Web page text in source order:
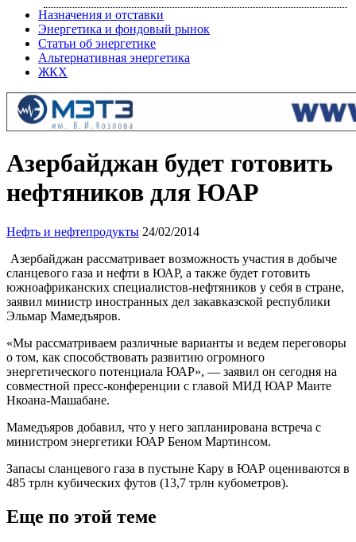
Назначения и отставки
Энергетика и фондовый рынок
Статьи об энергетике
Альтернативная энергетика
ЖКХ
Азербайджан будет готовить
нефтяников для ЮАР
Нефть и нефтепродукты 24/02/2014
Азербайджан рассматривает возможность участия в добыче
сланцевого газа и нефти в ЮАР, а также будет готовить
южноафриканских специалистов-нефтяников у себя в стране,
заявил министр иностранных дел закавказской республики
Эльмар Мамедъяров.
«Мы рассматриваем различные варианты и ведем переговоры
о том, как способствовать развитию огромного
энергетического потенциала ЮАР», — заявил он сегодня на
совместной пресс-конференции с главой МИД ЮАР Маите
Нкоана-Машабане.
Мамедъяров добавил, что у него запланирована встреча с
министром энергетики ЮАР Беном Мартинсом.
Запасы сланцевого газа в пустыне Кару в ЮАР оцениваются в
485 трлн кубических футов (13,7 трлн кубометров).
Еще по этой теме